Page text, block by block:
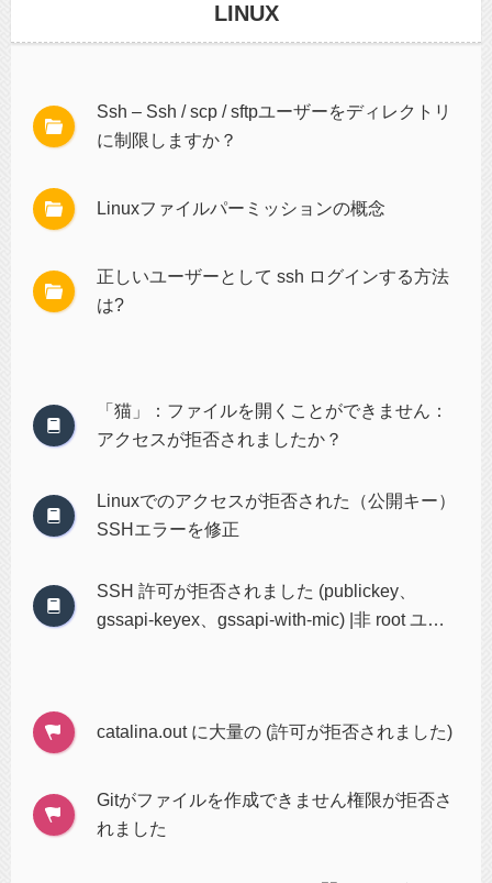
LINUX
Ssh – Ssh / scp / sftpユーザーをディレクトリ
に制限しますか？
Linuxファイルパーミッションの概念
正しいユーザーとして ssh ログインする方法
は?
「猫」：ファイルを開くことができません：
アクセスが拒否されましたか？
Linuxでのアクセスが拒否された（公開キー）
SSHエラーを修正
SSH 許可が拒否されました (publickey、
gssapi-keyex、gssapi-with-mic) |非 root ユー
catalina.out に大量の (許可が拒否されました)
Gitがファイルを作成できません権限が拒否さ
れました